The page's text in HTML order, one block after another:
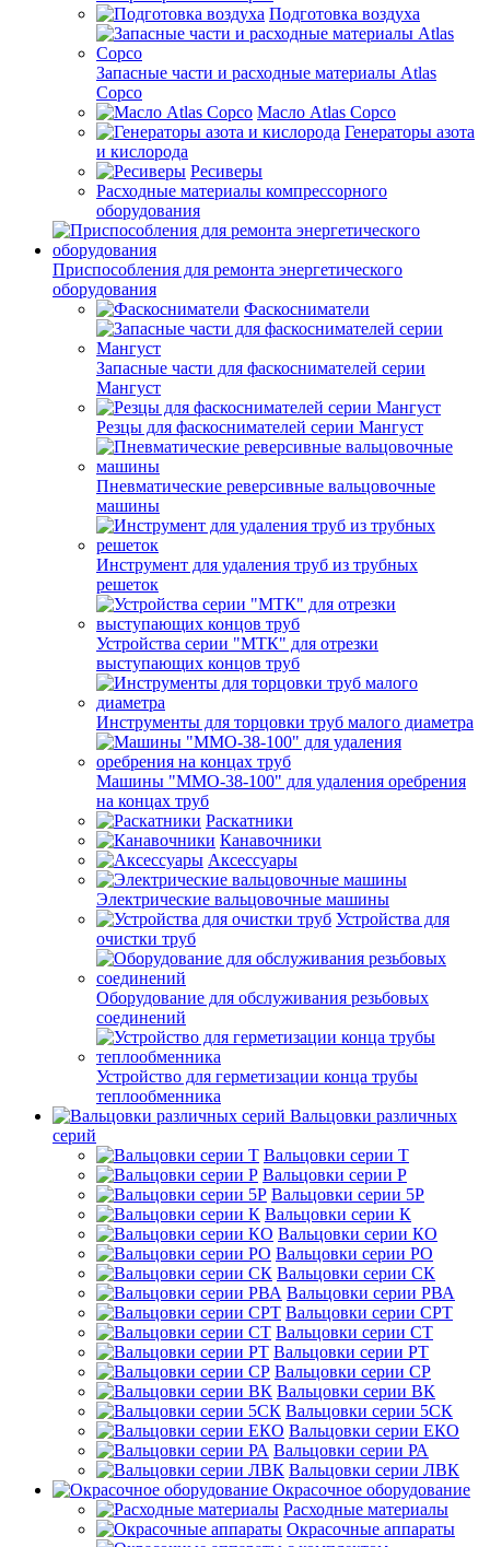
Подготовка воздуха
Запасные части и расходные материалы Atlas
Copco
Масло Atlas Copco
Генераторы азота
и кислорода
Ресиверы
Расходные материалы компрессорного
оборудования
Приспособления для ремонта энергетического
оборудования
Фаскосниматели
Запасные части для фаскоснимателей серии
Мангуст
Резцы для фаскоснимателей серии Мангуст
Пневматические реверсивные вальцовочные
машины
Инструмент для удаления труб из трубных
решеток
Устройства серии "МТК" для отрезки
выступающих концов труб
Инструменты для торцовки труб малого диаметра
Машины "ММО-38-100" для удаления оребрения
на концах труб
Раскатники
Канавочники
Аксессуары
Электрические вальцовочные машины
Устройства для
очистки труб
Оборудование для обслуживания резьбовых
соединений
Устройство для герметизации конца трубы
теплообменника
Вальцовки различных
серий
Вальцовки серии Т
Вальцовки серии Р
Вальцовки серии 5Р
Вальцовки серии К
Вальцовки серии КО
Вальцовки серии РО
Вальцовки серии СК
Вальцовки серии РВА
Вальцовки серии СРТ
Вальцовки серии СТ
Вальцовки серии РТ
Вальцовки серии СР
Вальцовки серии ВК
Вальцовки серии 5СК
Вальцовки серии ЕКО
Вальцовки серии РА
Вальцовки серии ЛВК
Окрасочное оборудование
Расходные материалы
Окрасочные аппараты